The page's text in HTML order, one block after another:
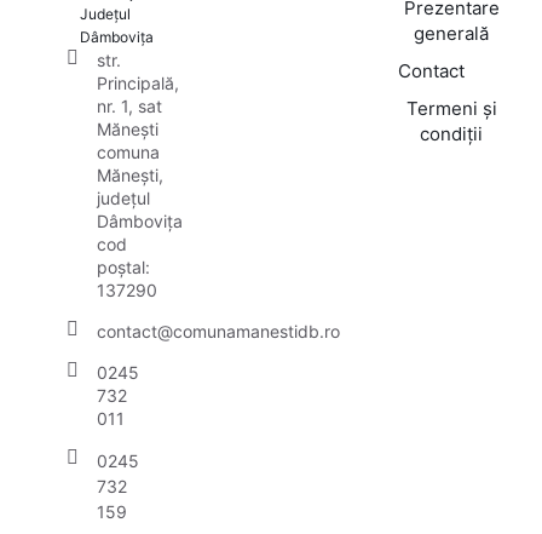
Județul
Dâmbovița
str.
Principală,
nr. 1, sat
Mănești
comuna
Mănești,
județul
Dâmbovița
cod
poștal:
137290
contact@comunamanestidb.ro
0245
732
011
0245
732
159
Prezentare
generală
Contact
Termeni și
condiții